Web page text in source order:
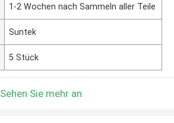
1-2 Wochen nach Sammeln aller Teile
Suntek
5 Stück
Sehen Sie mehr an